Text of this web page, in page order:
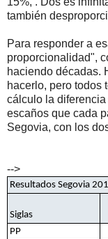
también
Para responder a
proporcionalidad",
haciendo décadas.
hacerlo, pero todos
cálculo la
escaños que cada
Segovia, con los
-->
Resultados Segovia
Siglas
PP